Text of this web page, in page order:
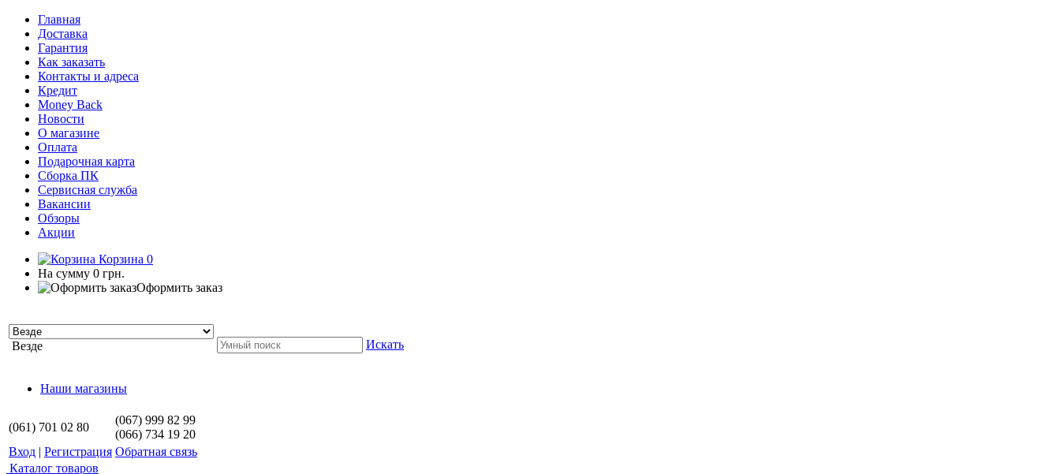
Главная
Доставка
Гарантия
Как заказать
Контакты и адреса
Кредит
Money Back
Новости
О магазине
Оплата
Подарочная карта
Сборка ПК
Сервисная служба
Вакансии
Обзоры
Акции
Корзина 0
На сумму 0 грн.
Оформить заказ
Везде Искать
Наши магазины
(061) 701 02 80
(067) 999 82 99
(066) 734 19 20
Вход | Регистрация Обратная связь
Каталог товаров